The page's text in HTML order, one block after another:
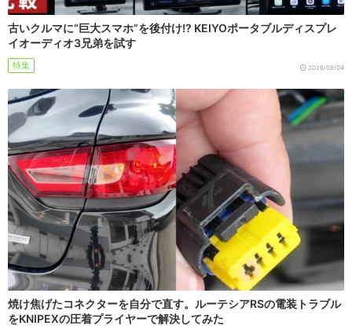
古いクルマに“巨大スマホ”を後付け!? KEIYOポータブルディスプレ
イオーディオ3兄弟を試す
特集 2026/08/04
焼け焦げたコネクターを自分で直す。ルーテシアRSの電装トラブル
をKNIPEXの圧着プライヤーで解決してみた